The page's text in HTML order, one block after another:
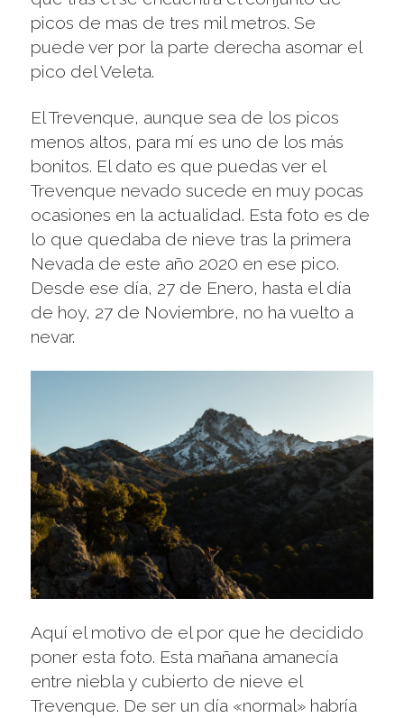
picos de mas de tres mil metros. Se
puede ver por la parte derecha asomar el
pico del Veleta.
El Trevenque, aunque sea de los picos
menos altos, para mí es uno de los más
bonitos. El dato es que puedas ver el
Trevenque nevado sucede en muy pocas
ocasiones en la actualidad. Esta foto es de
lo que quedaba de nieve tras la primera
Nevada de este año 2020 en ese pico.
Desde ese día, 27 de Enero, hasta el día
de hoy, 27 de Noviembre, no ha vuelto a
nevar.
Aquí el motivo de el por que he decidido
poner esta foto. Esta mañana amanecía
entre niebla y cubierto de nieve el
Trevenque. De ser un día «normal» habría